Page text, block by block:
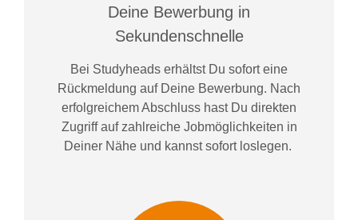
Deine Bewerbung in
Sekundenschnelle
Bei Studyheads erhältst Du sofort eine
Rückmeldung auf Deine Bewerbung. Nach
erfolgreichem Abschluss hast Du direkten
Zugriff auf zahlreiche Jobmöglichkeiten in
Deiner Nähe und kannst sofort loslegen.